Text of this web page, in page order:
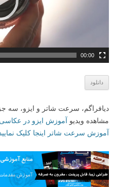
00:00
دانلود
دیافراگم، سرعت شاتر و ایزو، سه
مشاهده ویدیو آموزش ایزو در عکاسی،
آموزش سرعت شاتر اینجا کلیک